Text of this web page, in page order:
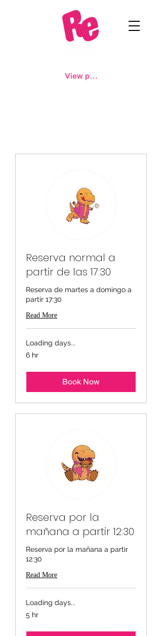
View points
Reserva normal a
partir de las 17:30
Reserva de martes a domingo a
partir 17:30
Read More
Loading days...
6 hr
Book Now
Reserva por la
mañana a partir 12:30
Reserva por la mañana a partir
12:30
Read More
Loading days...
5 hr